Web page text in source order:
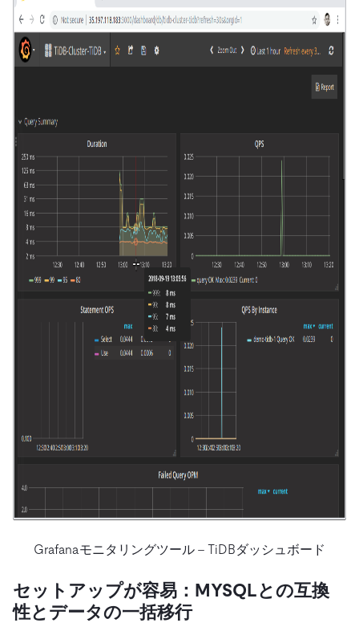
Grafanaモニタリングツール – TiDBダッシュボード
セットアップが容易：MYSQLとの互換
性とデータの一括移行